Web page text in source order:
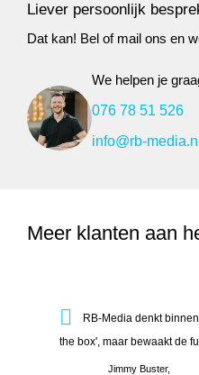
Liever persoonlijk
Dat kan! Bel of mail ons en
We helpen je
076 78 51 526
info@rb-media.nl
Meer klanten aan
Jimmy Buster,
RB-Media denkt
the box', maar bewaakt de
RB-Media denkt